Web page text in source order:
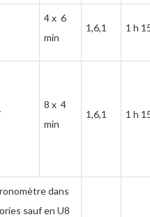
4 x 6
min
1,6,1 1 h
8 x 4
min
1,6,1 1 h
dans
sauf en U8